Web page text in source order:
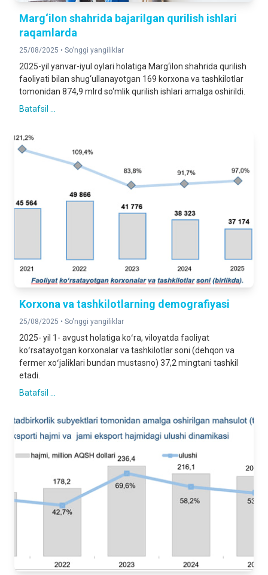
Marg‘ilon shahrida bajarilgan qurilish ishlari
raqamlarda
25/08/2025 • So'nggi yangiliklar
2025-yil yanvar-iyul oylari holatiga Marg‘ilon shahrida qurilish
faoliyati bilan shug‘ullanayotgan 169 korxona va tashkilotlar
tomonidan 874,9 mlrd so‘mlik qurilish ishlari amalga oshirildi.
Batafsil ...
Korxona va tashkilotlarning demografiyasi
25/08/2025 • So'nggi yangiliklar
2025- yil 1- avgust holatiga koʻra, viloyatda faoliyat
koʻrsatayotgan korxonalar va tashkilotlar soni (dehqon va
fermer xoʻjaliklari bundan mustasno) 37,2 mingtani tashkil
etadi.
Batafsil ...